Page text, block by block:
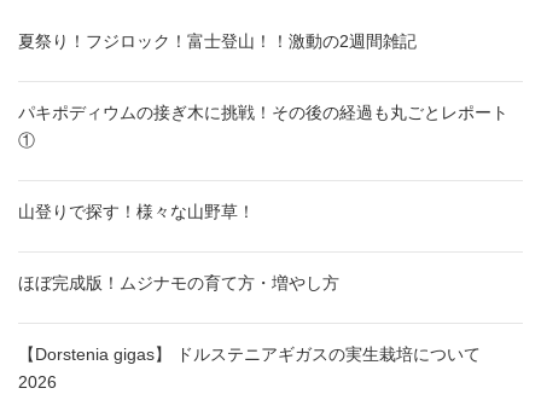
夏祭り！フジロック！富士登山！！激動の2週間雑記
パキポディウムの接ぎ木に挑戦！その後の経過も丸ごとレポート
①
山登りで探す！様々な山野草！
ほぼ完成版！ムジナモの育て方・増やし方
【Dorstenia gigas】 ドルステニアギガスの実生栽培について
2026